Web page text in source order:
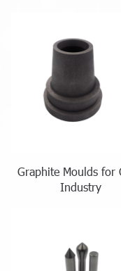
Graphite Moulds for
Industry